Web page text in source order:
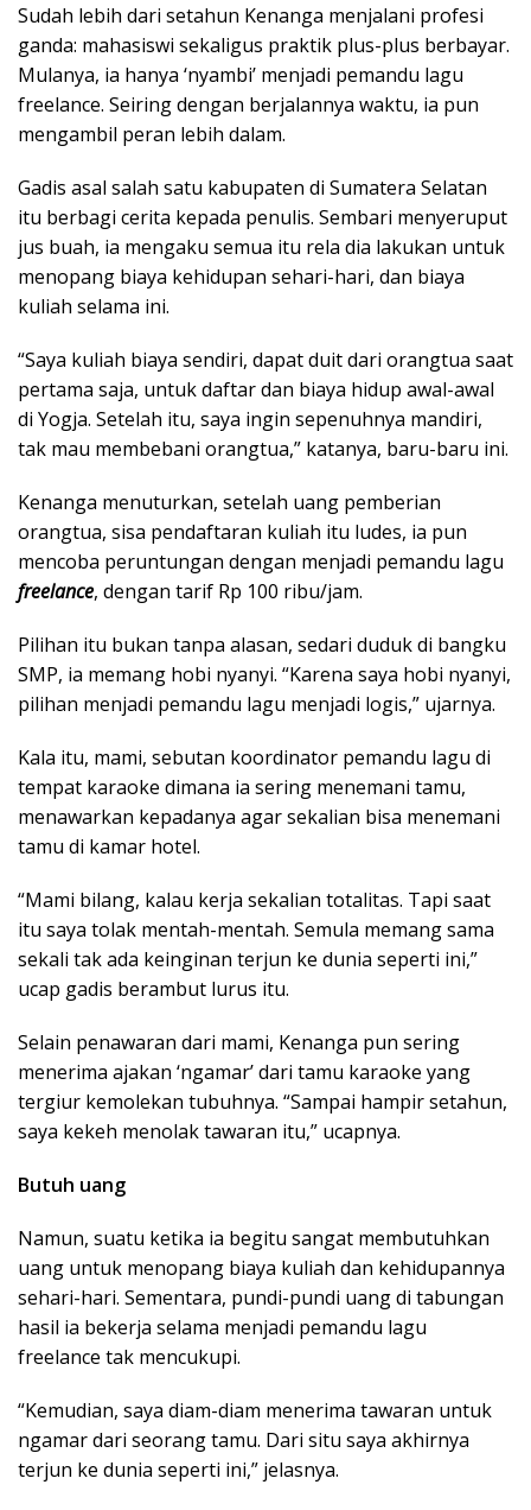
Sudah lebih dari setahun Kenanga menjalani profesi
ganda: mahasiswi sekaligus praktik plus-plus berbayar.
Mulanya, ia hanya ‘nyambi’ menjadi pemandu lagu
freelance. Seiring dengan berjalannya waktu, ia pun
mengambil peran lebih dalam.
Gadis asal salah satu kabupaten di Sumatera Selatan
itu berbagi cerita kepada penulis. Sembari menyeruput
jus buah, ia mengaku semua itu rela dia lakukan untuk
menopang biaya kehidupan sehari-hari, dan biaya
kuliah selama ini.
“Saya kuliah biaya sendiri, dapat duit dari orangtua saat
pertama saja, untuk daftar dan biaya hidup awal-awal
di Yogja. Setelah itu, saya ingin sepenuhnya mandiri,
‎tak mau membebani orangtua,” katanya, baru-baru ini.
Kenanga menuturkan, setelah uang pemberian
orangtua, sisa pendaftaran kuliah itu ludes, ia pun
mencoba peruntungan dengan menjadi pemandu lagu
freelance, dengan tarif Rp 100 ribu/jam.
Pilihan itu bukan tanpa alasan, sedari duduk di bangku
SMP, ia memang hobi nyanyi. “Karena saya hobi nyanyi,
pilihan menjadi pemandu lagu menjadi logis,” ujarnya.‎‎
Kala itu, mami, sebutan koordinator pemandu lagu di
tempat karaoke dimana ia sering menemani tamu,
menawarkan kepadanya agar sekalian bisa menemani
tamu di kamar hotel. ‎
“Mami bilang, kalau kerja sekalian totalitas. Tapi saat
itu saya tolak mentah-mentah. Semula memang sama
sekali tak ada keinginan terjun ke dunia seperti ini,”
ucap gadis berambut lurus itu.
Selain penawaran dari mami, Kenanga pun sering
menerima ajakan ‘ngamar’ dari tamu karaoke yang
tergiur kemolekan tubuhnya. “Sampai hampir setahun,
saya kekeh menolak tawaran itu,” ucapnya.
Butuh uang
Namun, suatu ketika ia begitu sangat membutuhkan
uang untuk menopang biaya kuliah dan kehidupannya
sehari-hari. Sementara, pundi-pundi uang di tabungan
hasil ia bekerja selama menjadi pemandu lagu
freelance tak mencukupi.
“Kemudian, saya diam-diam menerima tawaran untuk
ngamar dari seorang tamu. Dari situ saya akhirnya
terjun ke dunia seperti ini,” jelasnya.